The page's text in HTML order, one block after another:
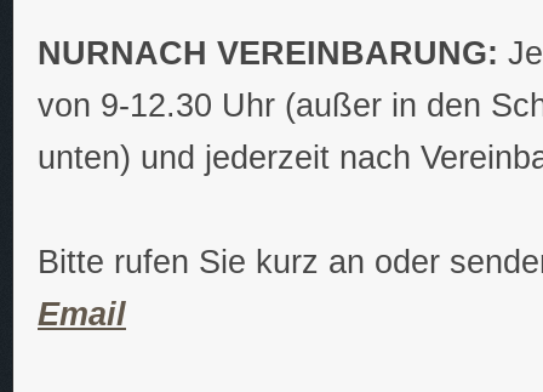
NURNACH VEREINBARUNG:
von 9-12.30 Uhr (außer in den
unten) und jederzeit nach
Bitte rufen Sie kurz an oder
Email